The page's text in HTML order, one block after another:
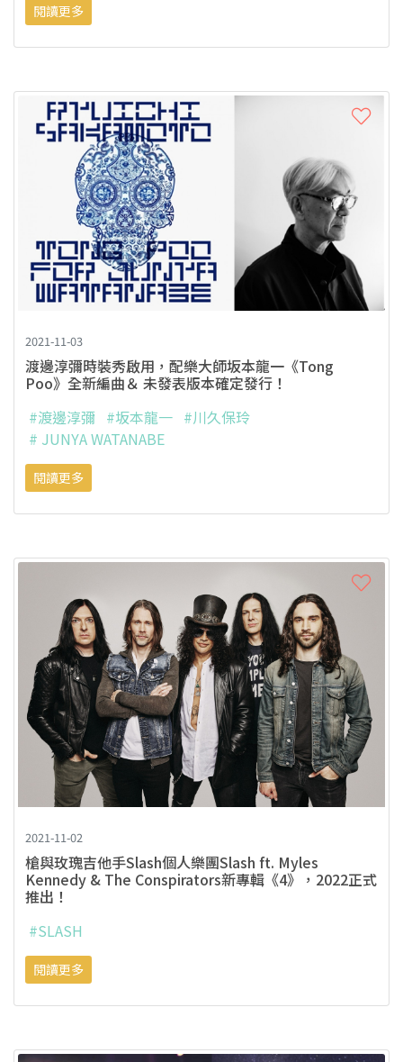
閱讀更多
2021-11-03
渡邊淳彌時裝秀啟用，配樂大師坂本龍一《Tong
Poo》全新編曲＆ 未發表版本確定發行！
#渡邊淳彌 #坂本龍一 #川久保玲
# JUNYA WATANABE
閱讀更多
2021-11-02
槍與玫瑰吉他手Slash個人樂團Slash ft. Myles
Kennedy & The Conspirators新專輯《4》，2022正式
推出！
#SLASH
閱讀更多